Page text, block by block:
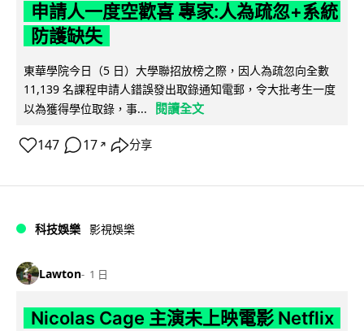
申請人一度空歡喜 專家:人為疏忽+系統
防護缺失
東華學院今日（5 日）大學聯招放榜之際，因人為疏忽向全數
11,139 名課程申請人錯誤發出取錄通知電郵，令大批考生一度
以為獲得學位取錄，事...
閱讀全文
147 17 ↗ 分享
科技娛樂 影視娛樂
Lawton 1 日
Nicolas Cage 主演未上映電影 Netflix